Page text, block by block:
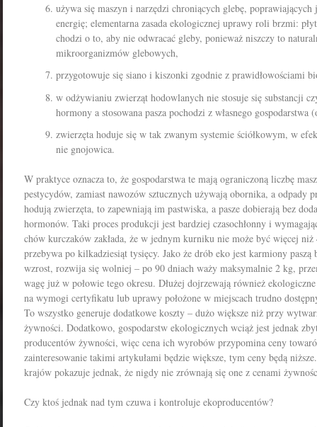
używa się maszyn i narzędzi chroniących glebę, poprawiających
energię; elementarna zasada ekologicznej uprawy roli brzmi:
chodzi o to, aby nie odwracać gleby, ponieważ niszczy to
mikroorganizmów glebowych,
przygotowuje się siano i kiszonki zgodnie z prawidłowościami
w odżywianiu zwierząt hodowlanych nie stosuje się substancji
hormony a stosowana pasza pochodzi z własnego gospodarstwa
zwierzęta hoduje się w tak zwanym systemie ściółkowym, w
nie gnojowica.
W praktyce oznacza to, że gospodarstwa te mają ograniczoną liczbę
pestycydów, zamiast nawozów sztucznych używają obornika, a odpady
hodują zwierzęta, to zapewniają im pastwiska, a pasze dobierają bez
hormonów. Taki proces produkcji jest bardziej czasochłonny i
chów kurczaków zakłada, że w jednym kurniku nie może być więcej
przebywa po kilkadziesiąt tysięcy. Jako że drób eko jest karmiony paszą
wzrost, rozwija się wolniej – po 90 dniach waży maksymalnie 2 kg,
wagę już w połowie tego okresu. Dłużej dojrzewają również
na wymogi certyfikatu lub uprawy położone w miejscach trudno
To wszystko generuje dodatkowe koszty – dużo większe niż przy
żywności. Dodatkowo, gospodarstw ekologicznych wciąż jest jednak
producentów żywności, więc cena ich wyrobów przypomina ceny
zainteresowanie takimi artykułami będzie większe, tym ceny będą
krajów pokazuje jednak, że nigdy nie zrównają się one z cenami
Czy ktoś jednak nad tym czuwa i kontroluje ekoproducentów?